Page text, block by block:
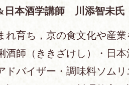
日本酒学講師 川添智未氏
れ育ち，京の食文化や産
酒師（ききざけし）・日
ドバイザー・調味料ソム